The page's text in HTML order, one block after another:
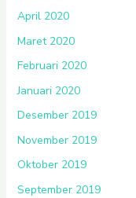
April 2020
Maret 2020
Februari 2020
Januari 2020
Desember 2019
November 2019
Oktober 2019
September 2019